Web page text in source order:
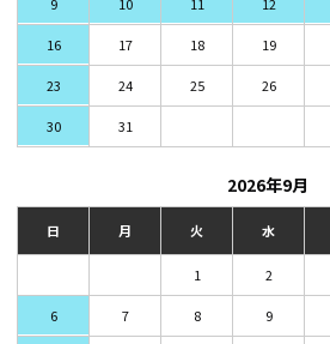
16 17 18 19
23 24 25 26
30 31
2026年9月
日 月 火 水
1 2
6 7 8 9